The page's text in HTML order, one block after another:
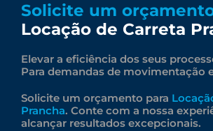
Solicite um
Locação de Carreta
Elevar a eficiência dos seus
Para demandas de movimentação
Solicite um orçamento para
Prancha. Conte com a nossa
alcançar resultados excepcionais.